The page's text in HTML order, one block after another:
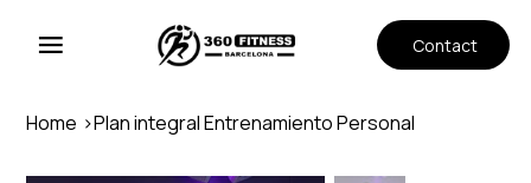
Contact
Home >Plan integral Entrenamiento Personal